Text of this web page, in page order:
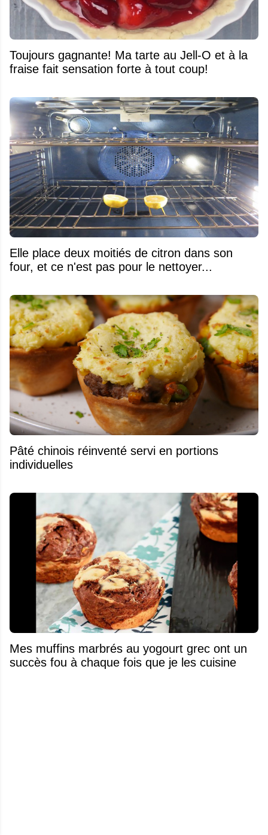
Toujours gagnante! Ma tarte au Jell-O et à la
fraise fait sensation forte à tout coup!
Elle place deux moitiés de citron dans son
four, et ce n'est pas pour le nettoyer...
Pâté chinois réinventé servi en portions
individuelles
Mes muffins marbrés au yogourt grec ont un
succès fou à chaque fois que je les cuisine